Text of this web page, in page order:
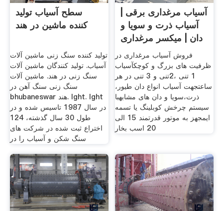
سطح آسیاب تولید
کننده ماشین در هند
تولید کننده سنگ زنی ماشین آلات
آسیاب. تولید کنندگان ماشین آلات
سنگ زنی در هند. ماشین آلات
سنگ زنی سنگ آهن در
bhubaneswar هند. lght. lght
در سال 1987 تاسیس شده و در
طول 30 سال گذشته، 124
اختراع ثبت شده در شركت های
سنگ شكن و آسیاب را در
آسیاب مرغداری برقی |
آسیاب ذرت و سویا و
دان | میکسر مرغداری
فروش آسیاب مرغداری در
ظرفیت های بزرگ و کوچکآسیاب
1 تنی ،2تنی و 3 تنی در هر
ساعتجهت آسیاب انواع دان طیور،
ذرت،سویا و دان های مشابهبا
سیستم چرخش کوبلینگ یا تسمه
ایمجهز به موتور قدرتمند 15 الی
20 اسب بخار